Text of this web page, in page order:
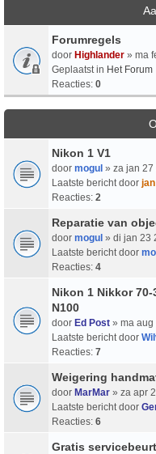
Forumregels
door Highlander » ma
Geplaatst in Het Forum
Reacties: 0
Nikon 1 V1
door mogul » za jan
Laatste bericht door jan
Reacties: 2
Reparatie van
door mogul » di jan 23
Laatste bericht door
Reacties: 4
Nikon 1 Nikkor 70-
N100
door Ed Post » ma aug
Laatste bericht door
Reacties: 7
Weigering
door MarMar » za apr
Laatste bericht door
Reacties: 6
Gratis